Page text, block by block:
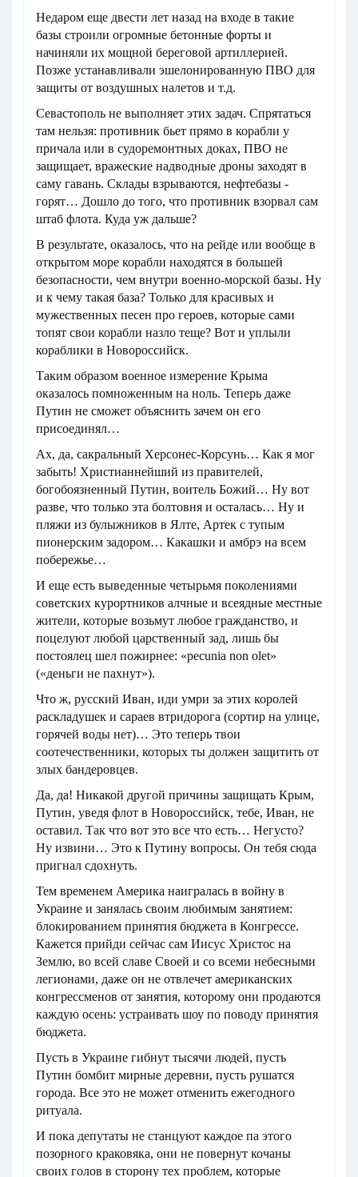
Недаром еще двести лет назад на входе в такие
базы строили огромные бетонные форты и
начиняли их мощной береговой артиллерией.
Позже устанавливали эшелонированную ПВО для
защиты от воздушных налетов и т.д.
Севастополь не выполняет этих задач. Спрятаться
там нельзя: противник бьет прямо в корабли у
причала или в судоремонтных доках, ПВО не
защищает, вражеские надводные дроны заходят в
саму гавань. Склады взрываются, нефтебазы -
горят… Дошло до того, что противник взорвал сам
штаб флота. Куда уж дальше?
В результате, оказалось, что на рейде или вообще в
открытом море корабли находятся в большей
безопасности, чем внутри военно-морской базы. Ну
и к чему такая база? Только для красивых и
мужественных песен про героев, которые сами
топят свои корабли назло теще? Вот и уплыли
кораблики в Новороссийск.
Таким образом военное измерение Крыма
оказалось помноженным на ноль. Теперь даже
Путин не сможет объяснить зачем он его
присоединял…
Ах, да, сакральный Херсонес-Корсунь… Как я мог
забыть! Христианнейший из правителей,
богобоязненный Путин, воитель Божий… Ну вот
разве, что только эта болтовня и осталась… Ну и
пляжи из булыжников в Ялте, Артек с тупым
пионерским задором… Какашки и амбрэ на всем
побережье…
И еще есть выведенные четырьмя поколениями
советских курортников алчные и всеядные местные
жители, которые возьмут любое гражданство, и
поцелуют любой царственный зад, лишь бы
постоялец шел пожирнее: «pecunia non olet»
(«деньги не пахнут»).
Что ж, русский Иван, иди умри за этих королей
раскладушек и сараев втридорога (сортир на улице,
горячей воды нет)… Это теперь твои
соотечественники, которых ты должен защитить от
злых бандеровцев.
Да, да! Никакой другой причины защищать Крым,
Путин, уведя флот в Новороссийск, тебе, Иван, не
оставил. Так что вот это все что есть… Негусто?
Ну извини… Это к Путину вопросы. Он тебя сюда
пригнал сдохнуть.
Тем временем Америка наигралась в войну в
Украине и занялась своим любимым занятием:
блокированием принятия бюджета в Конгрессе.
Кажется прийди сейчас сам Иисус Христос на
Землю, во всей славе Своей и со всеми небесными
легионами, даже он не отвлечет американских
конгрессменов от занятия, которому они продаются
каждую осень: устраивать шоу по поводу принятия
бюджета.
Пусть в Украине гибнут тысячи людей, пусть
Путин бомбит мирные деревни, пусть рушатся
города. Все это не может отменить ежегодного
ритуала.
И пока депутаты не станцуют каждое па этого
позорного краковяка, они не повернут кочаны
своих голов в сторону тех проблем, которые